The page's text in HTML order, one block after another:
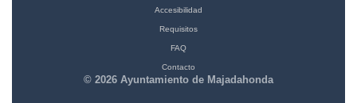
Accesibilidad
Requisitos
FAQ
Contacto
© 2026 Ayuntamiento de Majadahonda